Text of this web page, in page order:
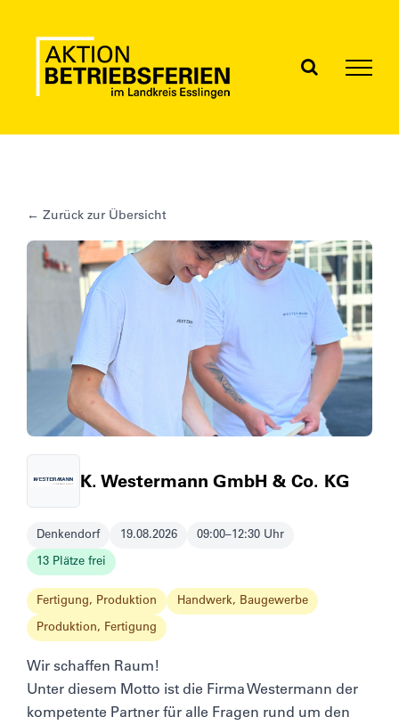
content
← Zurück zur Übersicht
K. Westermann GmbH & Co. KG
Denkendorf 19.08.2026
09:00–12:30 Uhr
13 Plätze frei
Fertigung, Produktion
Handwerk, Baugewerbe
Produktion, Fertigung
Wir schaffen Raum!
Unter diesem Motto ist die Firma Westermann der
kompetente Partner für alle Fragen rund um den